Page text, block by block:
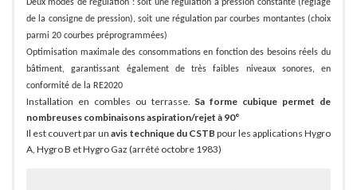
Deux modes de régulation : soit une régulation à pression constante (réglage
de la consigne de pression), soit une régulation par courbes montantes (choix
parmi 20 courbes préprogrammées)
Optimisation maximale des consommations en fonction des besoins réels du
bâtiment, garantissant également de très faibles niveaux sonores, en
conformité de la RE2020
Installation en combles ou terrasse. Sa forme cubique permet de
nombreuses combinaisons aspiration/rejet à 90°
Il est couvert par un avis technique du CSTB pour les applications Hygro
A, Hygro B et Hygro Gaz (arrêté octobre 1983)